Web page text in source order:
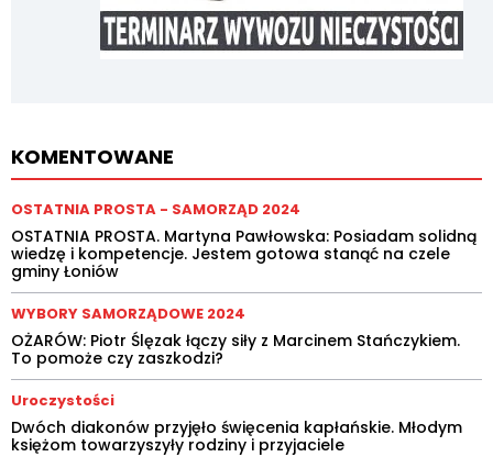
KOMENTOWANE
OSTATNIA PROSTA - SAMORZĄD 2024
OSTATNIA PROSTA. Martyna Pawłowska: Posiadam solidną
wiedzę i kompetencje. Jestem gotowa stanąć na czele
gminy Łoniów
WYBORY SAMORZĄDOWE 2024
OŻARÓW: Piotr Ślęzak łączy siły z Marcinem Stańczykiem.
To pomoże czy zaszkodzi?
Uroczystości
Dwóch diakonów przyjęło święcenia kapłańskie. Młodym
księżom towarzyszyły rodziny i przyjaciele